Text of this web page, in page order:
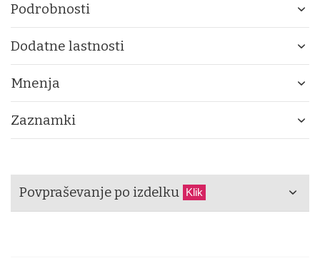
Podrobnosti
Dodatne lastnosti
Mnenja
Zaznamki
Povpraševanje po izdelku Klik